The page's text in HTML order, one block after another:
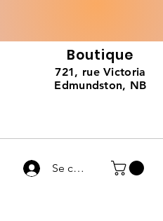
Boutique
721, rue Victoria
Edmundston, NB
Se connecter